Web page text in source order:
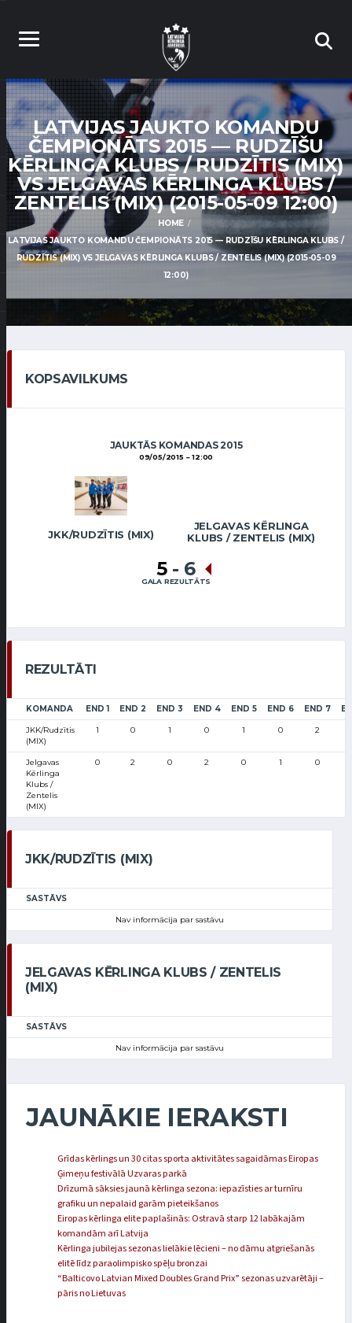
LATVIJAS JAUKTO KOMANDU
ČEMPIONĀTS 2015 — RUDZĪŠU
KĒRLINGA KLUBS / RUDZĪTIS (MIX)
VS JELGAVAS KĒRLINGA KLUBS /
ZENTELIS (MIX) (2015-05-09 12:00)
HOME
LATVIJAS JAUKTO KOMANDU ČEMPIONĀTS 2015 — RUDZĪŠU KĒRLINGA KLUBS /
RUDZĪTIS (MIX) VS JELGAVAS KĒRLINGA KLUBS / ZENTELIS (MIX) (2015-05-09
12:00)
KOPSAVILKUMS
JAUKTĀS KOMANDAS 2015
09/05/2015 12:00
JKK/RUDZĪTIS (MIX)
JELGAVAS KĒRLINGA
KLUBS / ZENTELIS (MIX)
5 - 6
GALA REZULTĀTS
REZULTĀTI
KOMANDA END 1 END 2 END 3 END 4 END 5 END 6 END 7
JKK/Rudzītis
(MIX)
1 0 1 0 1 0 2
Jelgavas
Kērlinga
Klubs /
Zentelis
(MIX)
0 2 0 2 0 1 0
JKK/RUDZĪTIS (MIX)
SASTĀVS
Nav informācija par sastāvu
JELGAVAS KĒRLINGA KLUBS / ZENTELIS
(MIX)
SASTĀVS
Nav informācija par sastāvu
JAUNĀKIE IERAKSTI
Grīdas kērlings un 30 citas sporta aktivitātes sagaidāmas Eiropas
Ģimeņu festivālā Uzvaras parkā
Drīzumā sāksies jaunā kērlinga sezona: iepazīsties ar turnīru
grafiku un nepalaid garām pieteikšanos
Eiropas kērlinga elite paplašinās: Ostravā starp 12 labākajām
komandām arī Latvija
Kērlinga jubilejas sezonas lielākie lēcieni – no dāmu atgriešanās
elitē līdz paraolimpisko spēļu bronzai
“Balticovo Latvian Mixed Doubles Grand Prix” sezonas uzvarētāji –
pāris no Lietuvas